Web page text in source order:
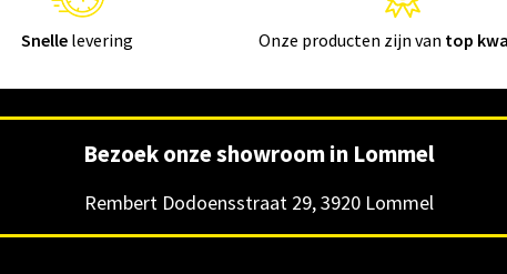
Snellelevering Onze producten zijn van top
Bezoek onze showroom in Lommel
Rembert Dodoensstraat 29, 3920 Lommel